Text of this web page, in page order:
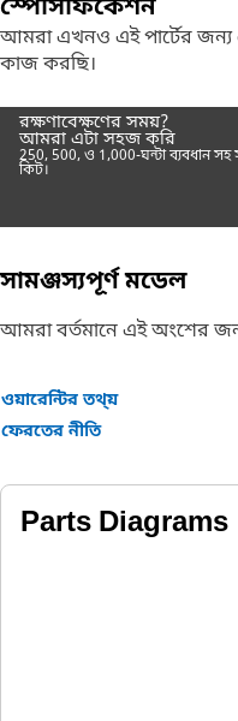
স্পেসিফিকেশন
আমরা এখনও এই পার্টের
কাজ করছি।
রক্ষণাবেক্ষণের সময়?
আমরা এটা সহজ করি
250, 500, ও 1,000-ঘন্টা ব্যবধান সহ
কিট।
সামঞ্জস্যপূর্ণ মডেল
আমরা বর্তমানে এই অংশের
ওয়ারেন্টির তথ্য়
ফেরতের নীতি
Parts Diagrams